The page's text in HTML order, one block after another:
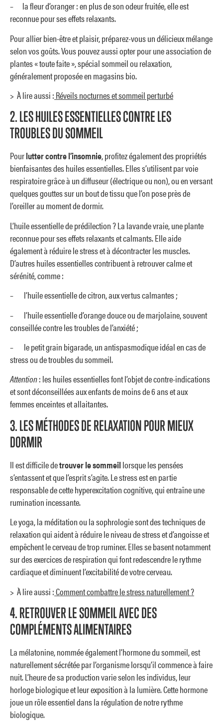
– la fleur d’oranger : en plus de son odeur fruitée, elle est
reconnue pour ses effets relaxants.
Pour allier bien-être et plaisir, préparez-vous un délicieux mélange
selon vos goûts. Vous pouvez aussi opter pour une association de
plantes « toute faite », spécial sommeil ou relaxation,
généralement proposée en magasins bio.
> À lire aussi : Réveils nocturnes et sommeil perturbé
2. LES HUILES ESSENTIELLES CONTRE LES
TROUBLES DU SOMMEIL
Pourlutter contre l’insomnie, profitez également des propriétés
bienfaisantes des huiles essentielles. Elles s’utilisent par voie
respiratoire grâce à un diffuseur (électrique ou non), ou en versant
quelques gouttes sur un bout de tissu que l’on pose près de
l’oreiller au moment de dormir.
L’huile essentielle de prédilection ? La lavande vraie, une plante
reconnue pour ses effets relaxants et calmants. Elle aide
également à réduire le stress et à décontracter les muscles.
D’autres huiles essentielles contribuent à retrouver calme et
sérénité, comme :
– l’huile essentielle de citron, aux vertus calmantes ;
– l’huile essentielle d’orange douce ou de marjolaine, souvent
conseillée contre les troubles de l’anxiété ;
– le petit grain bigarade, un antispasmodique idéal en cas de
stress ou de troubles du sommeil.
Attention: les huiles essentielles font l’objet de contre-indications
et sont déconseillées aux enfants de moins de 6 ans et aux
femmes enceintes et allaitantes.
3. LES MÉTHODES DE RELAXATION POUR MIEUX
DORMIR
Il est difficile detrouver le sommeil lorsque les pensées
s’entassent et que l’esprit s’agite. Le stress est en partie
responsable de cette hyperexcitation cognitive, qui entraîne une
rumination incessante.
Le yoga, la méditation ou la sophrologie sont des techniques de
relaxation qui aident à réduire le niveau de stress et d’angoisse et
empêchent le cerveau de trop ruminer. Elles se basent notamment
sur des exercices de respiration qui font redescendre le rythme
cardiaque et diminuent l’excitabilité de votre cerveau.
> À lire aussi :Comment combattre le stress naturellement ?
4. RETROUVER LE SOMMEIL AVEC DES
COMPLÉMENTS ALIMENTAIRES
La mélatonine, nommée également l’hormone du sommeil, est
naturellement sécrétée par l’organisme lorsqu’il commence à faire
nuit. L’heure de sa production varie selon les individus, leur
horloge biologique et leur exposition à la lumière. Cette hormone
joue un rôle essentiel dans la régulation de notre rythme
biologique.